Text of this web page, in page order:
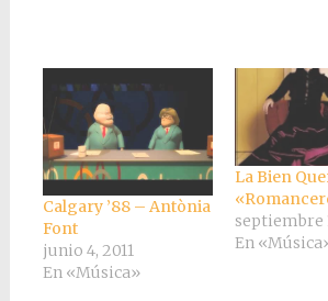
Calgary ’88 – Antònia
Font
junio 4, 2011
En «Música»
La Bien
septiembre
En